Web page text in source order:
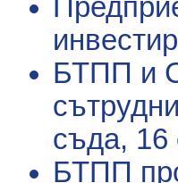
БТПП и
съда, 16
БТПП